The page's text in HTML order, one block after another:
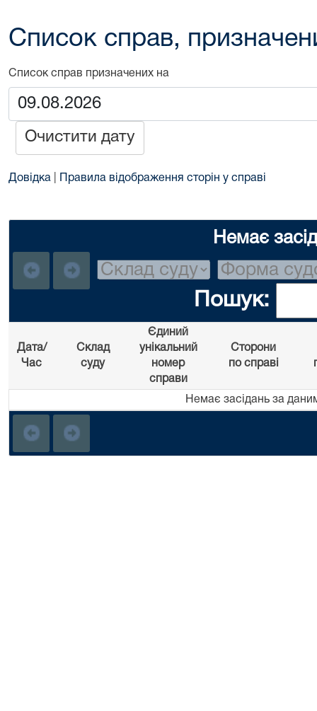
Список справ,
Список справ призначених на
Очистити дату
Довідка Правила відображення сторін у справі
Немає
Пошук:
Дата/
Час
Склад
суду
Єдиний
унікальний
номер
справи
Сторони
по справі
Немає засідань за